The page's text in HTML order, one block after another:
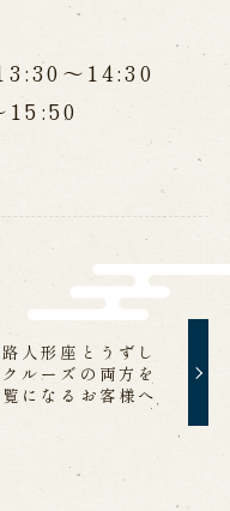
お問い合わせ
～14:30
人形座とうずし
ルーズの両方を
覧になるお客様へ